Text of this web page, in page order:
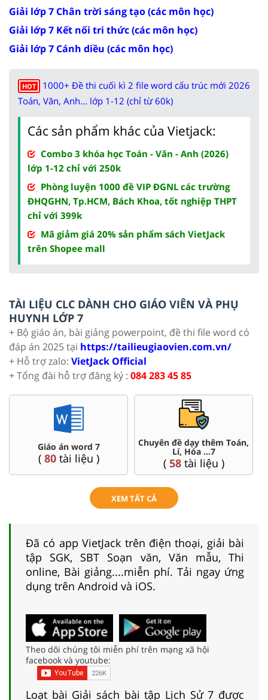
Giải lớp 7 Chân trời sáng tạo (các môn học)
Giải lớp 7 Kết nối tri thức (các môn học)
Giải lớp 7 Cánh diều (các môn học)
HOT
1000+ Đề thi cuối kì 2 file word cấu trúc mới 2026
Toán, Văn, Anh... lớp 1-12 (chỉ từ 60k)
Các sản phẩm khác của Vietjack:
Combo 3 khóa học Toán - Văn - Anh (2026)
lớp 1-12 chỉ với 250k
Phòng luyện 1000 đề VIP ĐGNL các trường
ĐHQGHN, Tp.HCM, Bách Khoa, tốt nghiệp THPT
chỉ với 399k
Mã giảm giá 20% sản phẩm sách VietJack
trên Shopee mall
TÀI LIỆU CLC DÀNH CHO GIÁO VIÊN VÀ PHỤ
HUYNH LỚP 7
+ Bộ giáo án, bài giảng powerpoint, đề thi file word có
đáp án 2025 tại https://tailieugiaovien.com.vn/
+ Hỗ trợ zalo: VietJack Official
+ Tổng đài hỗ trợ đăng ký : 084 283 45 85
Giáo án word 7
( 80tài liệu )
Chuyên đề dạy thêm Toán,
Lí, Hóa ...7
( 58tài liệu )
XEM TẤT CẢ
Đã có app VietJack trên điện thoại, giải bài
tập SGK, SBT Soạn văn, Văn mẫu, Thi
online, Bài giảng....miễn phí. Tải ngay ứng
dụng trên Android và iOS.
Theo dõi chúng tôi miễn phí trên mạng xã hội
facebook và youtube:
Loạt bài Giải sách bài tập Lịch Sử 7 được